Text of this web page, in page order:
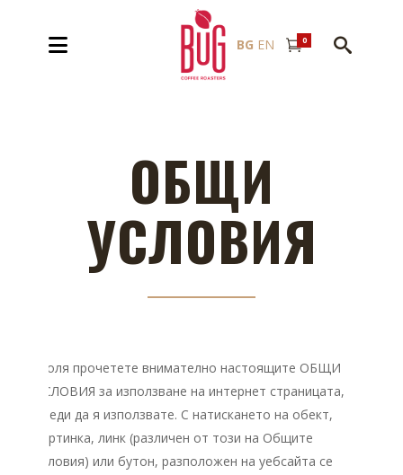
BG EN 0
ОБЩИ
УСЛОВИЯ
Моля прочетете внимателно настоящите ОБЩИ
УСЛОВИЯ за използване на интернет страницата,
преди да я използвате. С натискането на обект,
картинка, линк (различен от този на Общите
условия) или бутон, разположен на уебсайта cе